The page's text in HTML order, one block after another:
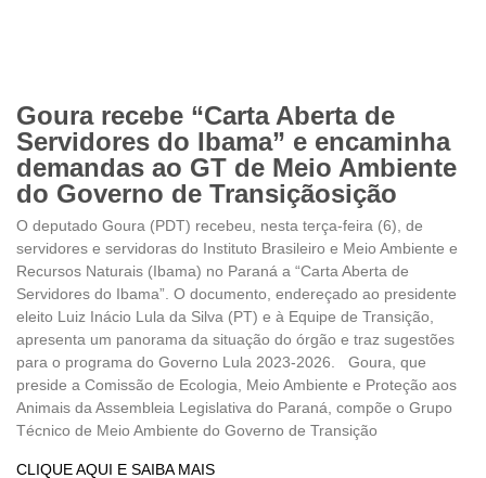
Goura recebe “Carta Aberta de
Servidores do Ibama” e encaminha
demandas ao GT de Meio Ambiente
do Governo de Transiçãosição
O deputado Goura (PDT) recebeu, nesta terça-feira (6), de
servidores e servidoras do Instituto Brasileiro e Meio Ambiente e
Recursos Naturais (Ibama) no Paraná a “Carta Aberta de
Servidores do Ibama”. O documento, endereçado ao presidente
eleito Luiz Inácio Lula da Silva (PT) e à Equipe de Transição,
apresenta um panorama da situação do órgão e traz sugestões
para o programa do Governo Lula 2023-2026. Goura, que
preside a Comissão de Ecologia, Meio Ambiente e Proteção aos
Animais da Assembleia Legislativa do Paraná, compõe o Grupo
Técnico de Meio Ambiente do Governo de Transição
CLIQUE AQUI E SAIBA MAIS